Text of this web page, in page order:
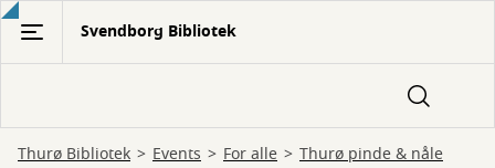
Gå
hovedindhold
Svendborg Bibliotek
Thurø Bibliotek Events For alle Thurø pinde & nåle